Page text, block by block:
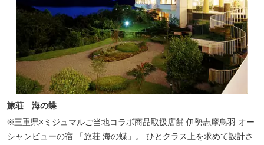
旅荘 海の蝶
※三重県×ミジュマルご当地コラボ商品取扱店舗 伊勢志摩鳥羽 オー
シャンビューの宿 「旅荘 海の蝶」。 ひとクラス上を求めて設計さ